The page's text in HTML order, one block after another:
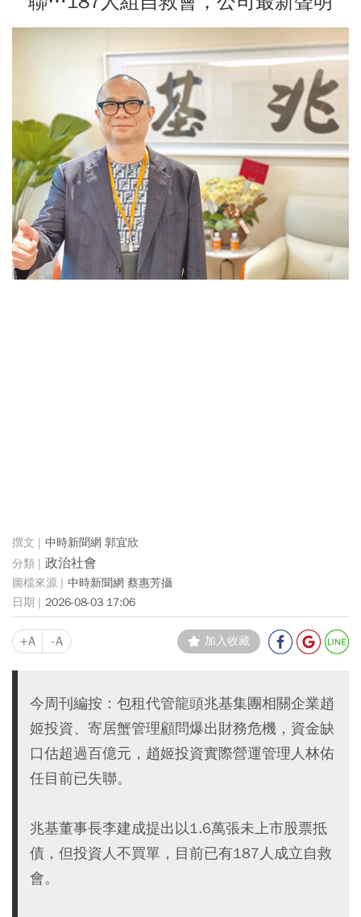
中時新聞網 郭宜欣
政治社會
中時新聞網 蔡惠芳攝
2026-08-03 17:06
+A -A 加入收藏
今周刊編按：包租代管龍頭兆基集團相關企業趙
姬投資、寄居蟹管理顧問爆出財務危機，資金缺
口估超過百億元，趙姬投資實際營運管理人林佑
任目前已失聯。
兆基董事長李建成提出以1.6萬張未上市股票抵
債，但投資人不買單，目前已有187人成立自救
會。